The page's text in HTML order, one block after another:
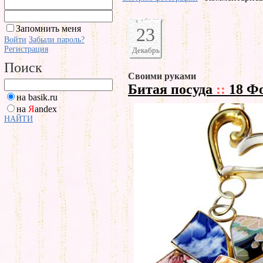
Запомнить меня
Войти Забыли пароль?
Регистрация
Поиск
на basik.ru
на Яandex
НАЙТИ
23
Декабрь
Своими руками
Битая посуда :: 18